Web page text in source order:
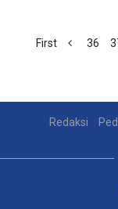
First 36
Redaksi